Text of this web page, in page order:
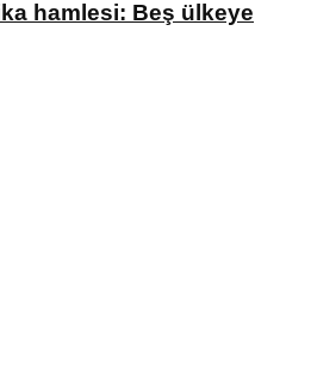
hamlesi: Beş ülkeye